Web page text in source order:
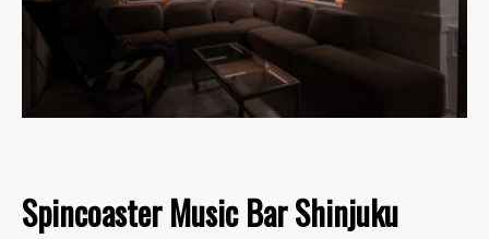
Spincoaster Music Bar Shinjuku